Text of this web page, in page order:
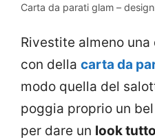
Carta da parati glam –
Rivestite almeno
con della carta da
modo quella del
poggia proprio un
per dare un look